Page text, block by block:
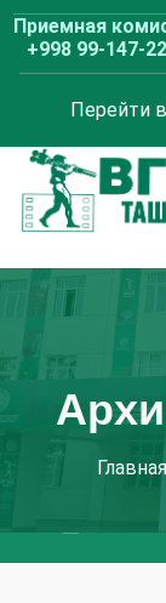
Перейти
содержимому
Приемная
+998 99-147-
Перейти
Главная